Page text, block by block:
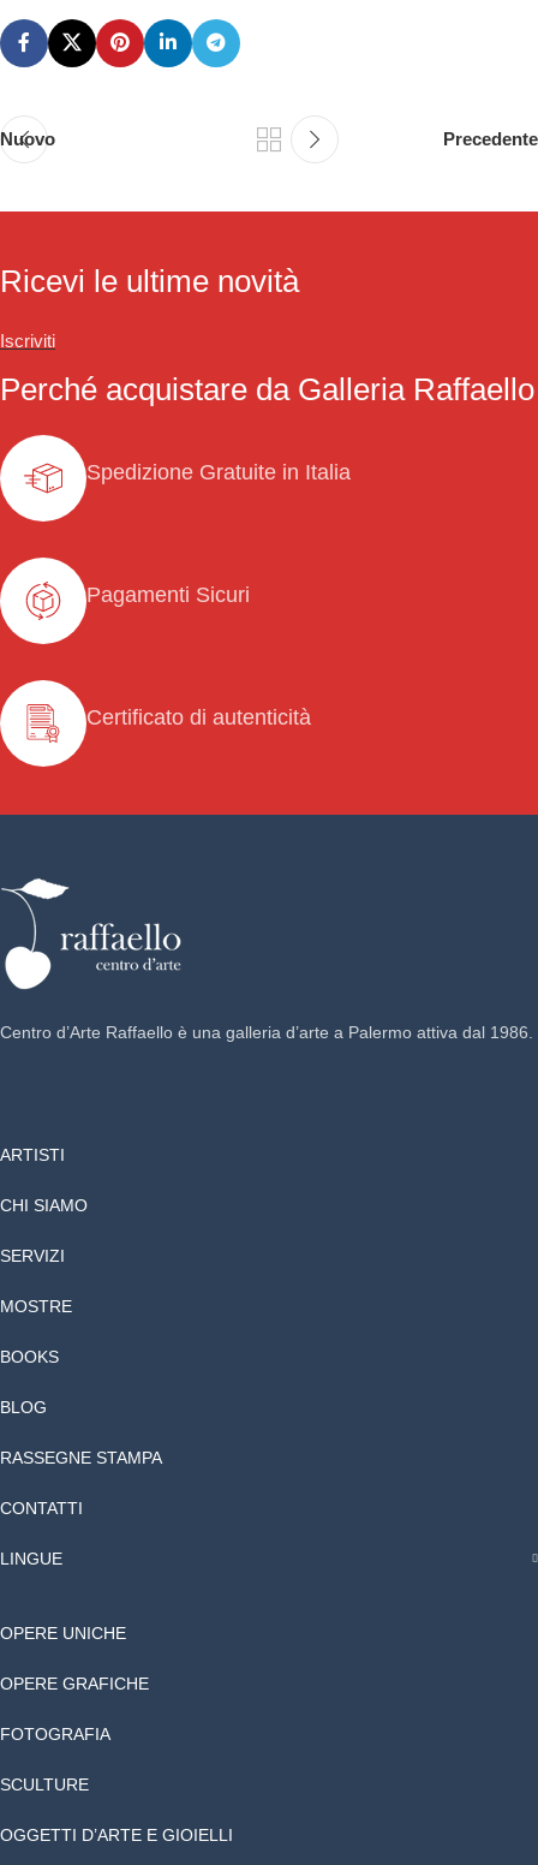
Nuovo Precedente
Ricevi le ultime novità
Iscriviti
Perché acquistare da Galleria Raffaello
Spedizione Gratuite in Italia
Pagamenti Sicuri
Certificato di autenticità
Centro d’Arte Raffaello è una galleria d’arte a Palermo attiva dal 1986.
ARTISTI
CHI SIAMO
SERVIZI
MOSTRE
BOOKS
BLOG
RASSEGNE STAMPA
CONTATTI
LINGUE
OPERE UNICHE
OPERE GRAFICHE
FOTOGRAFIA
SCULTURE
OGGETTI D’ARTE E GIOIELLI